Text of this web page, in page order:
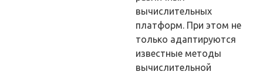
вычислительных
платформ. При этом не
только адаптируются
известные методы
вычислительной